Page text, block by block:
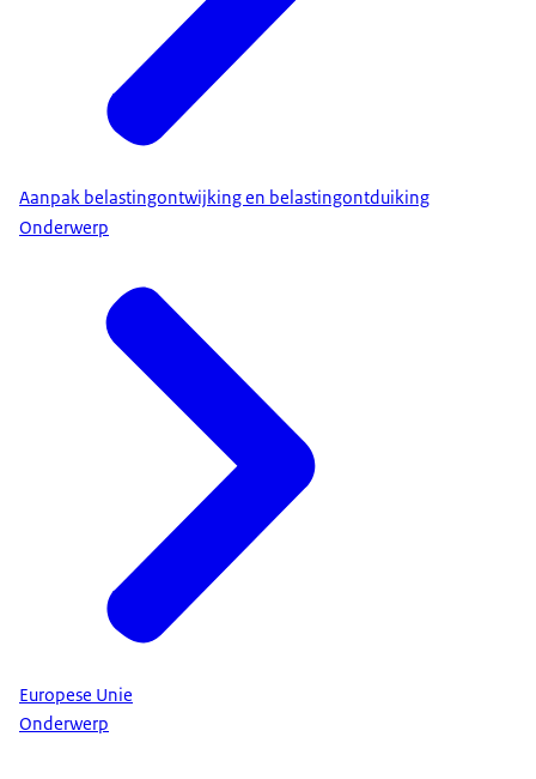
Aanpak belastingontwijking en belastingontduiking
Onderwerp
Europese Unie
Onderwerp